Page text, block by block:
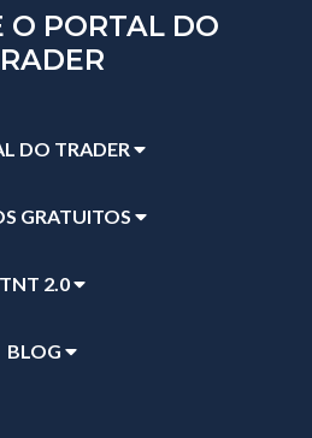
O PORTAL DO
DO TRADER
GRATUITOS
TNT 2.0
BLOG